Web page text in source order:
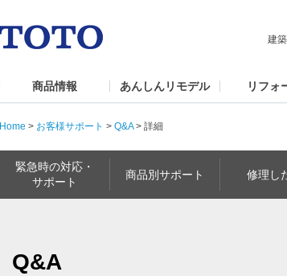
建
商品情報 あんしんリモデル リフォ
Home > お客様サポート > Q&A> 詳細
緊急時の対応・
サポート
商品別サポート 修理し
Q&A